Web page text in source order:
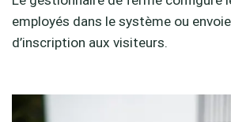
employés dans le système ou
d’inscription aux visiteurs.